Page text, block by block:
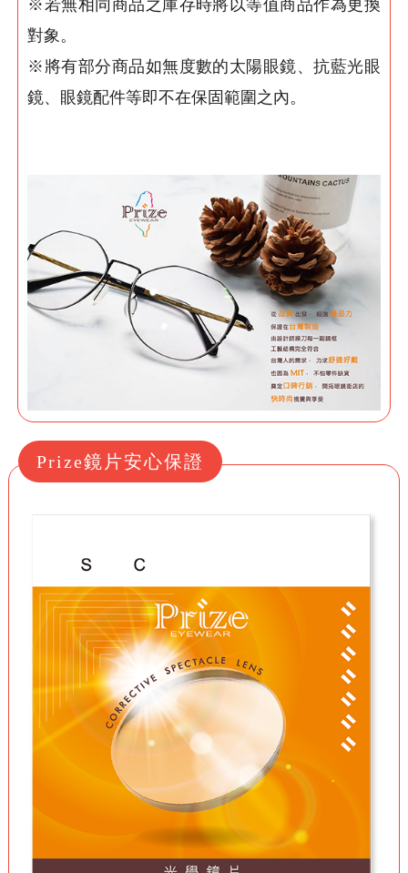
※若無相同商品之庫存時將以等值商品作為更換
對象。
※將有部分商品如無度數的太陽眼鏡、抗藍光眼
鏡、眼鏡配件等即不在保固範圍之內。
Prize鏡片安心保證